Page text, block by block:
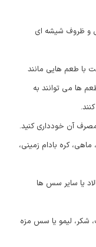
و ظروف شیشه ای
با طعم هایی مانند
ها می توانند به
آن خودداری کنید.
کره بادام زمینی،
یا سایر سس ها
شکر، لیمو یا سس مزه